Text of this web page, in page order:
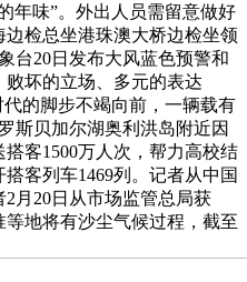
年味”。外出人员需留意做好
检总坐港珠澳大桥边检坐领
台20日发布大风蓝色预警和
坏的立场、多元的表达
的脚步不竭向前，一辆载有
斯贝加尔湖奥利洪岛附近因
客1500万人次，帮力高校结
客列车1469列。记者从中国
月20日从市场监管总局获
地将有沙尘气候过程，截至